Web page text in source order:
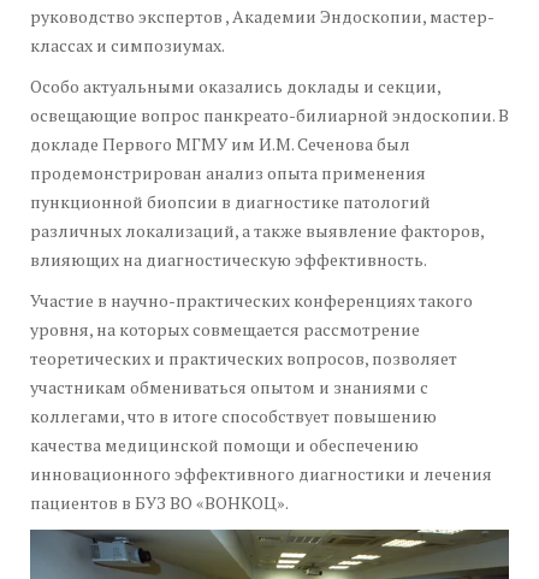
руководство экспертов , Академии Эндоскопии, мастер-
классах и симпозиумах.
Особо актуальными оказались доклады и секции,
освещающие вопрос панкреато-билиарной эндоскопии. В
докладе Первого МГМУ им И.М. Сеченова был
продемонстрирован анализ опыта применения
пункционной биопсии в диагностике патологий
различных локализаций, а также выявление факторов,
влияющих на диагностическую эффективность.
Участие в научно-практических конференциях такого
уровня, на которых совмещается рассмотрение
теоретических и практических вопросов, позволяет
участникам обмениваться опытом и знаниями с
коллегами, что в итоге способствует повышению
качества медицинской помощи и обеспечению
инновационного эффективного диагностики и лечения
пациентов в БУЗ ВО «ВОНКОЦ».